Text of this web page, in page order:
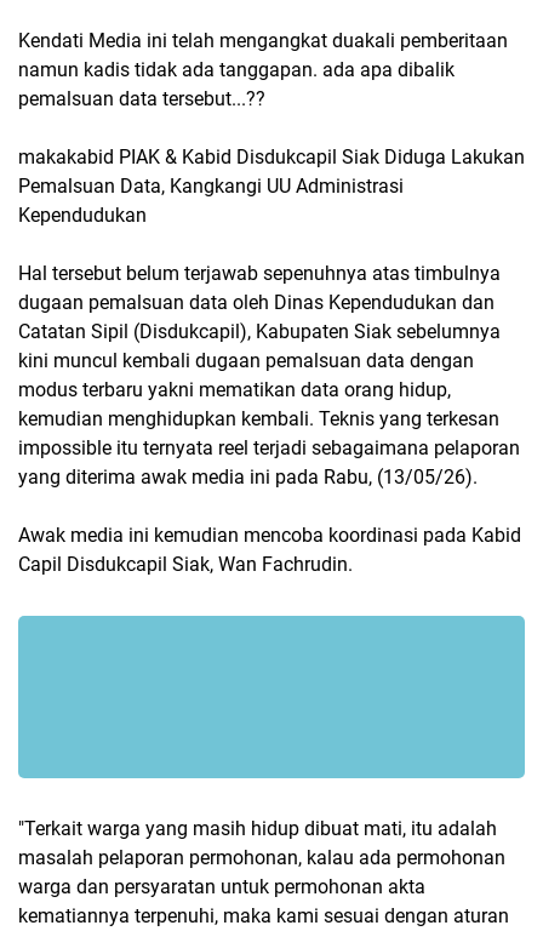
Kendati Media ini telah mengangkat duakali pemberitaan
namun kadis tidak ada tanggapan. ada apa dibalik
pemalsuan data tersebut...??
makakabid PIAK & Kabid Disdukcapil Siak Diduga Lakukan
Pemalsuan Data, Kangkangi UU Administrasi
Kependudukan
Hal tersebut belum terjawab sepenuhnya atas timbulnya
dugaan pemalsuan data oleh Dinas Kependudukan dan
Catatan Sipil (Disdukcapil), Kabupaten Siak sebelumnya
kini muncul kembali dugaan pemalsuan data dengan
modus terbaru yakni mematikan data orang hidup,
kemudian menghidupkan kembali. Teknis yang terkesan
impossible itu ternyata reel terjadi sebagaimana pelaporan
yang diterima awak media ini pada Rabu, (13/05/26).
Awak media ini kemudian mencoba koordinasi pada Kabid
Capil Disdukcapil Siak, Wan Fachrudin.
"Terkait warga yang masih hidup dibuat mati, itu adalah
masalah pelaporan permohonan, kalau ada permohonan
warga dan persyaratan untuk permohonan akta
kematiannya terpenuhi, maka kami sesuai dengan aturan